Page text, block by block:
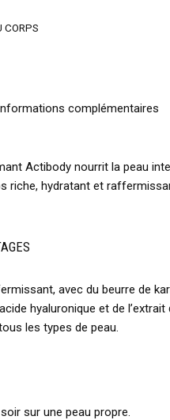
CORPS
complémentaires
Actibody nourrit la peau
riche, hydratant et
avec du beurre de
hyaluronique et de
les types de peau.
sur une peau propre.